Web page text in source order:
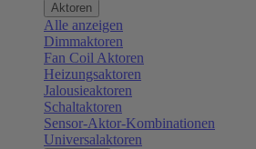
Aktoren
Alle anzeigen
Dimmaktoren
Fan Coil Aktoren
Heizungsaktoren
Jalousieaktoren
Schaltaktoren
Sensor-Aktor-Kombinationen
Universalaktoren